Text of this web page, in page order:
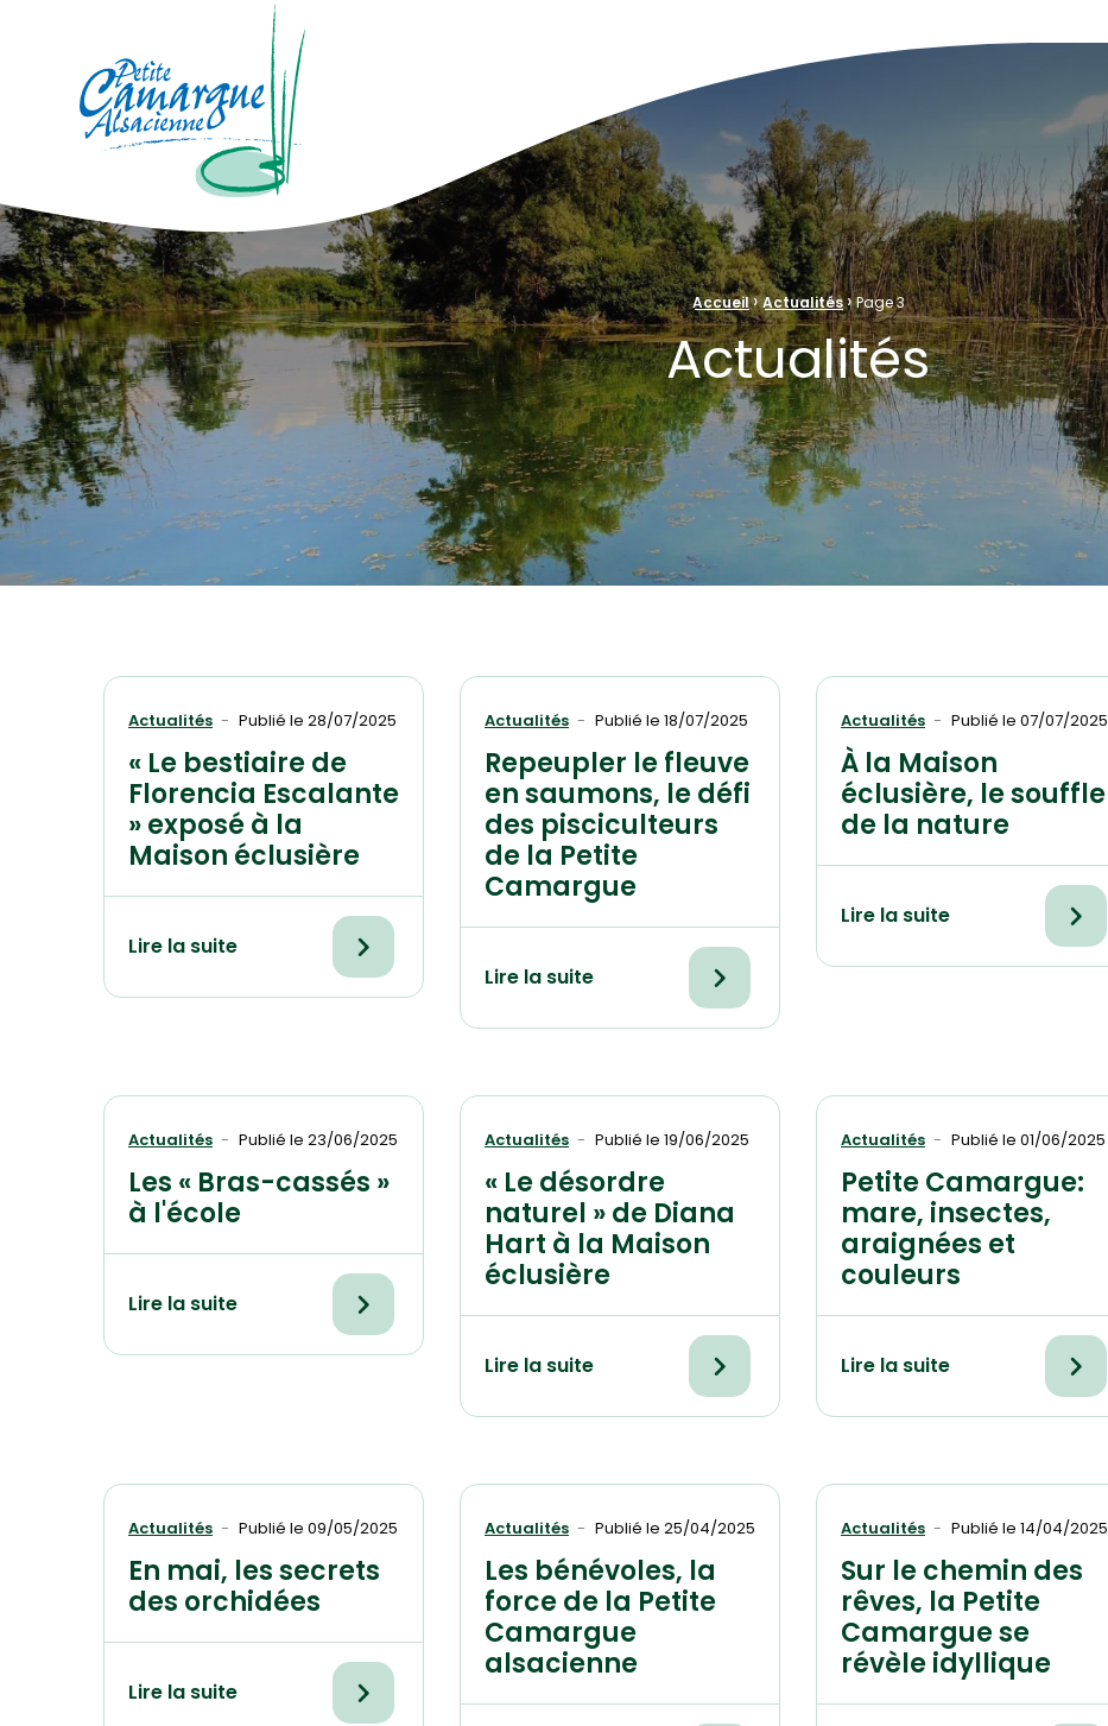
La Petite Camargue Alsacienne Réserve Naturelle au cœur de la plaine rhénane alluviale
Fil d'Ariane : Accueil›Actualités›Page 3
Actualités
Actualités Publié le 28/07/2025
« Le bestiaire de
Florencia Escalante
» exposé à la
Maison éclusière
Lire la suite
Actualités Publié le 18/07/2025
Repeupler le fleuve
en saumons, le défi
des pisciculteurs
de la Petite
Camargue
Lire la suite
Actualités Publié le 07/07/2025
À la Maison
éclusière, le souffle
de la nature
Lire la suite
Actualités Publié le 23/06/2025
Les « Bras-cassés »
à l'école
Lire la suite
Actualités Publié le 19/06/2025
« Le désordre
naturel » de Diana
Hart à la Maison
éclusière
Lire la suite
Actualités Publié le 01/06/2025
Petite Camargue:
mare, insectes,
araignées et
couleurs
Lire la suite
Actualités Publié le 09/05/2025
En mai, les secrets
des orchidées
Lire la suite
Actualités Publié le 25/04/2025
Les bénévoles, la
force de la Petite
Camargue
alsacienne
Actualités Publié le 14/04/2025
Sur le chemin des
rêves, la Petite
Camargue se
révèle idyllique